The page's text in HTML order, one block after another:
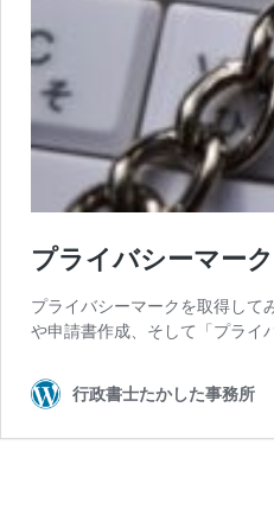
プライバシーマー
プライバシーマークを取得し
や申請書作成、そして「プラ
行政書士たかした事務所